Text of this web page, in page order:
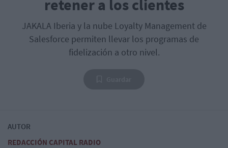
retener a los clientes
JAKALA Iberia y la nube Loyalty Management de
Salesforce permiten llevar los programas de
fidelización a otro nivel.
AUTOR
REDACCIÓN CAPITAL RADIO